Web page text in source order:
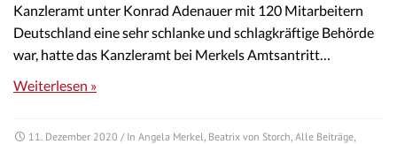
Kanzleramt unter Konrad Adenauer mit 120 Mitarbeitern
Deutschland eine sehr schlanke und schlagkräftige Behörde
war, hatte das Kanzleramt bei Merkels Amtsantritt…
Weiterlesen »
11. Dezember 2020 / In Angela Merkel Beatrix von Storch Alle Beiträge